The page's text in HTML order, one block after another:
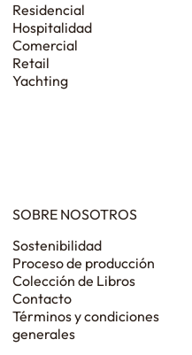
Residencial
Hospitalidad
Comercial
Retail
Yachting
SOBRE NOSOTROS
Sostenibilidad
Proceso de producción
Colección de Libros
Contacto
Términos y condiciones
generales